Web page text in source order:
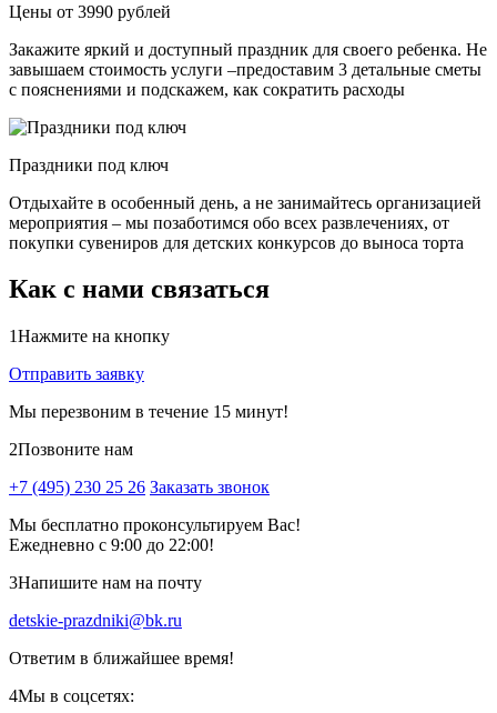
Цены от 3990 рублей
Закажите яркий и доступный праздник для своего ребенка. Не
завышаем стоимость услуги –предоставим 3 детальные сметы
с пояснениями и подскажем, как сократить расходы
Праздники под ключ
Отдыхайте в особенный день, а не занимайтесь организацией
мероприятия – мы позаботимся обо всех развлечениях, от
покупки сувениров для детских конкурсов до выноса торта
Как с нами связаться
1Нажмите на кнопку
Отправить заявку
Мы перезвоним в течение 15 минут!
2Позвоните нам
+7 (495) 230 25 26 Заказать звонок
Мы бесплатно проконсультируем Вас!
Ежедневно с 9:00 до 22:00!
3Напишите нам на почту
detskie-prazdniki@bk.ru
Ответим в ближайшее время!
4Мы в соцсетях: